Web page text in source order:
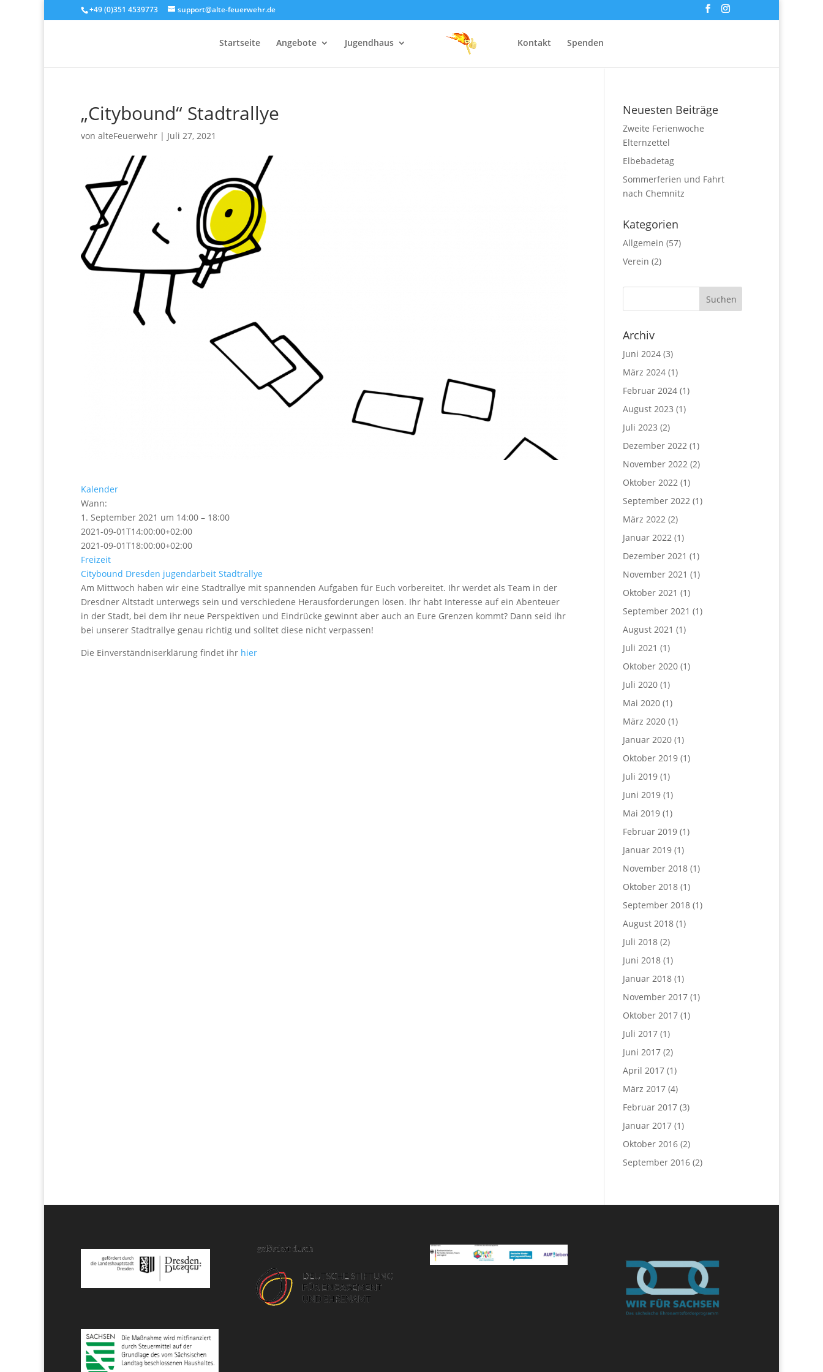
+49 (0)351 4539773 support@alte-feuerwehr.de
Startseite Angebote Jugendhaus Kontakt Spenden
„Citybound“ Stadtrallye
von alteFeuerwehr | Juli 27, 2021
Kalender
Wann:
1. September 2021 um 14:00 – 18:00
2021-09-01T14:00:00+02:00
2021-09-01T18:00:00+02:00
Freizeit
Citybound Dresden jugendarbeit Stadtrallye
Am Mittwoch haben wir eine Stadtrallye mit spannenden Aufgaben für Euch vorbereitet. Ihr werdet als Team in der
Dresdner Altstadt unterwegs sein und verschiedene Herausforderungen lösen. Ihr habt Interesse auf ein Abenteuer
in der Stadt, bei dem ihr neue Perspektiven und Eindrücke gewinnt aber auch an Eure Grenzen kommt? Dann seid ihr
bei unserer Stadtrallye genau richtig und solltet diese nicht verpassen!
Die Einverständniserklärung findet ihr hier
Neuesten Beiträge
Zweite Ferienwoche
Elternzettel
Elbebadetag
Sommerferien und Fahrt
nach Chemnitz
Kategorien
Allgemein (57)
Verein (2)
Archiv
Juni 2024(3)
März 2024(1)
Februar 2024(1)
August 2023 (1)
Juli 2023 (2)
Dezember 2022(1)
November 2022(2)
Oktober 2022(1)
September 2022(1)
März 2022(2)
Januar 2022(1)
Dezember 2021 (1)
November 2021 (1)
Oktober 2021 (1)
September 2021 (1)
August 2021 (1)
Juli 2021 (1)
Oktober 2020(1)
Juli 2020(1)
Mai 2020(1)
März 2020(1)
Januar 2020(1)
Oktober 2019(1)
Juli 2019(1)
Juni 2019(1)
Mai 2019(1)
Februar 2019(1)
Januar 2019(1)
November 2018(1)
Oktober 2018(1)
September 2018(1)
August 2018(1)
Juli 2018(2)
Juni 2018(1)
Januar 2018(1)
November 2017(1)
Oktober 2017(1)
Juli 2017(1)
Juni 2017(2)
April 2017(1)
März 2017(4)
Februar 2017(3)
Januar 2017(1)
Oktober 2016(2)
September 2016(2)